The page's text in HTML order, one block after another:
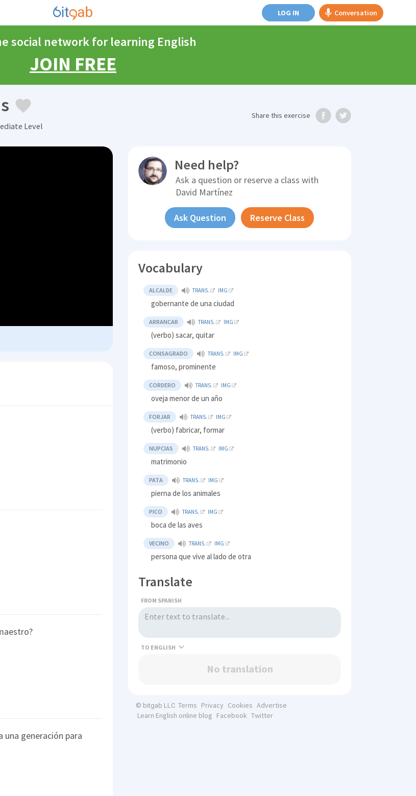
LOG IN Conversation
social network for learning English
JOIN FREE
Level
Share this exercise
una generación para
Need help?
Ask a question or reserve a class with
David Martínez
Ask Question Reserve Class
Vocabulary
ALCALDE TRANS. IMG
gobernante de una ciudad
ARRANCAR TRANS. IMG
(verbo) sacar, quitar
CONSAGRADO TRANS. IMG
famoso, prominente
CORDERO TRANS. IMG
oveja menor de un año
FORJAR TRANS. IMG
(verbo) fabricar, formar
NUPCIAS TRANS. IMG
matrimonio
PATA TRANS. IMG
pierna de los animales
PICO TRANS. IMG
boca de las aves
VECINO TRANS. IMG
persona que vive al lado de otra
Translate
FROM SPANISH
TO
No translation
© bitgab LLC Terms Privacy Cookies Advertise
Learn English online blog Facebook Twitter